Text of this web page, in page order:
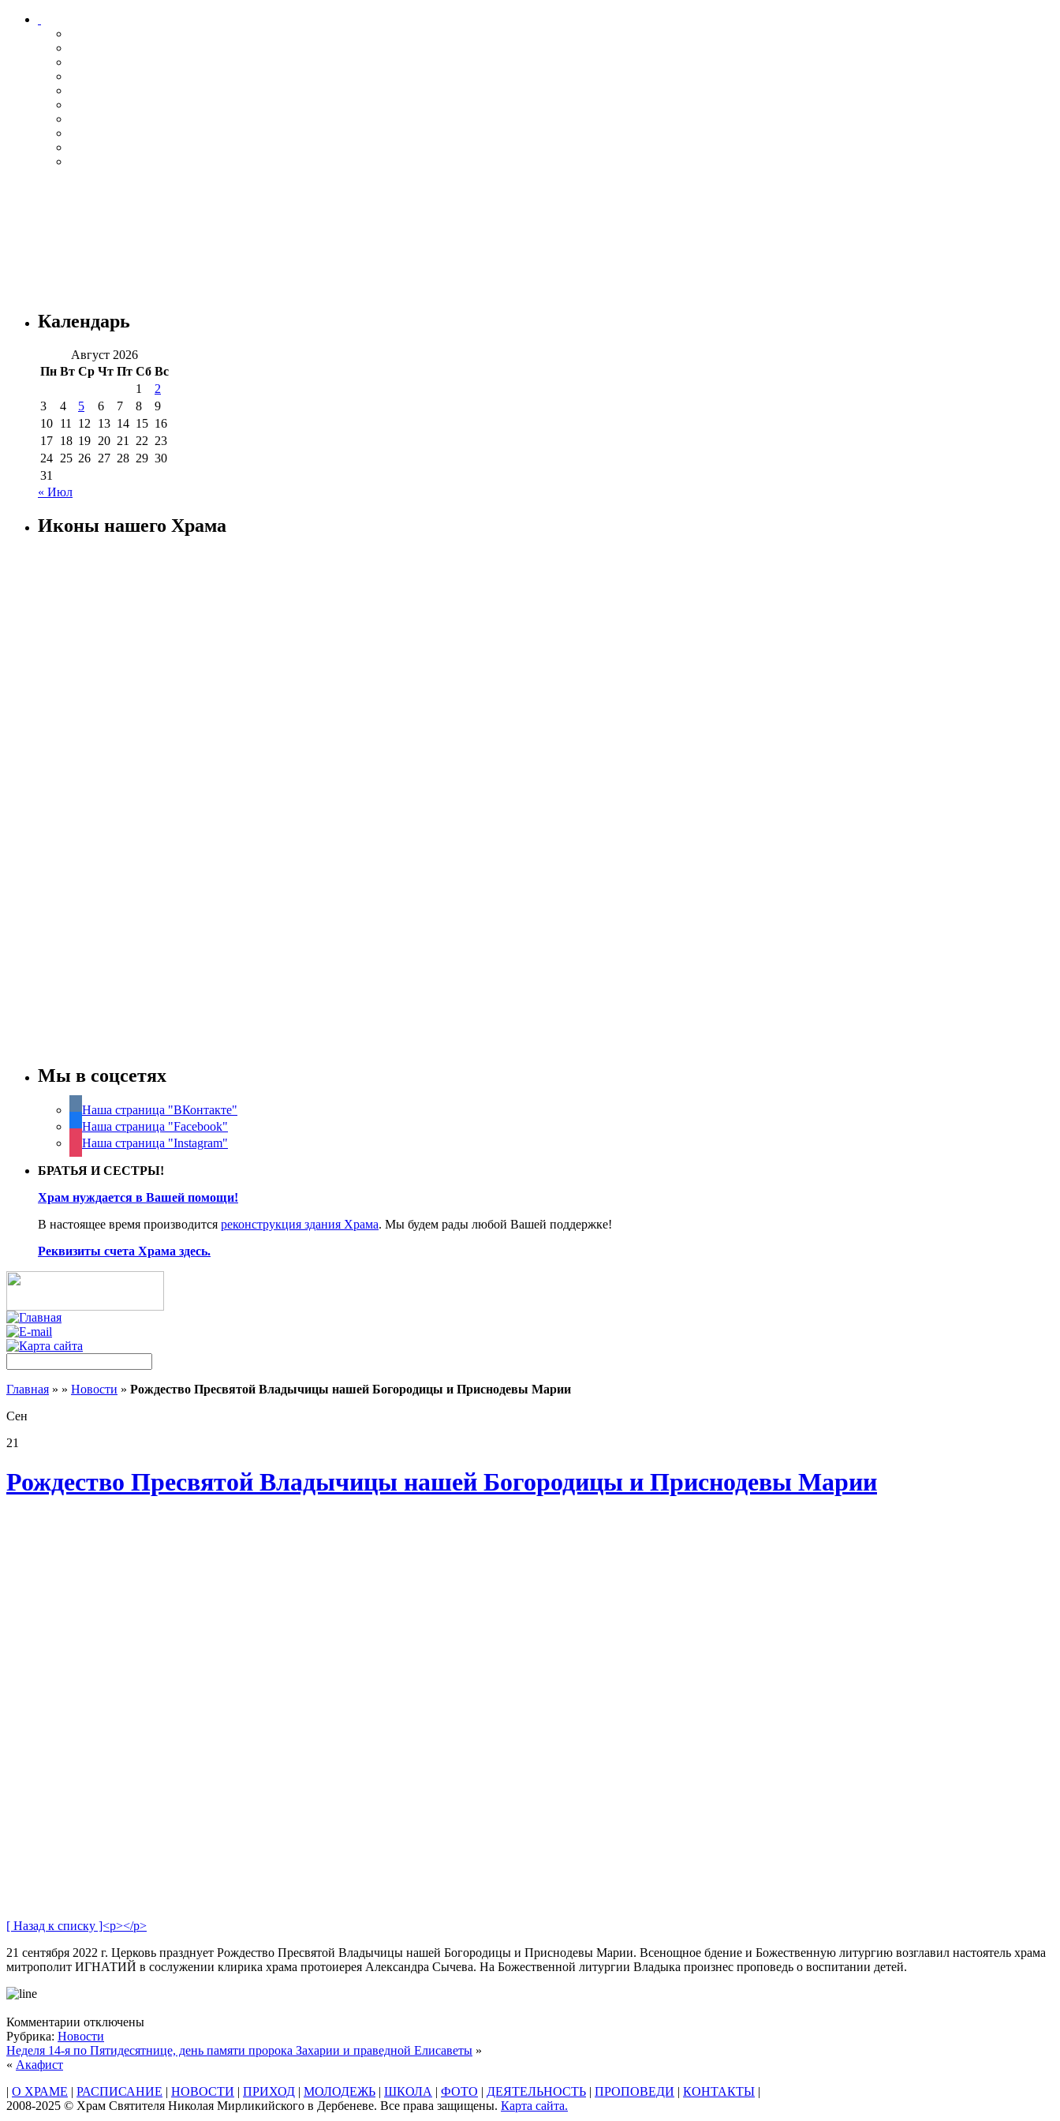
Календарь
Август 2026
Пн Вт Ср Чт Пт Сб Вс
1
2
3
4 5 6 7 8
9
10 11 12 13 14 15 16
17 18 19 20 21 22 23
24 25 26 27 28 29 30
31
« Июл
Иконы нашего Храма
Мы в соцсетях
Наша страница "ВКонтакте"
Наша страница "Facebook"
Наша страница "Instagram"
БРАТЬЯ И СЕСТРЫ!
Храм нуждается в Вашей помощи!
В настоящее время производится реконструкция здания Храма. Мы будем рады любой Вашей поддержке!
Реквизиты счета Храма здесь.
Главная » » Новости » Рождество Пресвятой Владычицы нашей Богородицы и Приснодевы Марии
Сен
21
Рождество Пресвятой Владычицы нашей Богородицы и Приснодевы Марии
[ Назад к списку ]<p></p>
21 сентября 2022 г. Церковь празднует Рождество Пресвятой Владычицы нашей Богородицы и Приснодевы Марии. Всенощное бдение и Божественную литургию возглавил настоятель храма
митрополит ИГНАТИЙ в сослужении клирика храма протоиерея Александра Сычева. На Божественной литургии Владыка произнес проповедь о воспитании детей.
Комментарии к
записи
Рождество
нашей
Богородицы
отключены
Рубрика: Новости
Неделя 14-я по Пятидесятнице, день памяти пророка Захарии и праведной Елисаветы »
« Акафист
| О ХРАМЕ | РАСПИСАНИЕ | НОВОСТИ | ПРИХОД | МОЛОДЕЖЬ | ШКОЛА | ФОТО | ДЕЯТЕЛЬНОСТЬ | ПРОПОВЕДИ | КОНТАКТЫ |
2008-2025 © Храм Святителя Николая Мирликийского в Дербеневе. Все права защищены. Карта сайта.